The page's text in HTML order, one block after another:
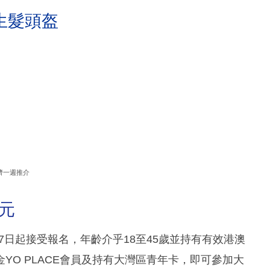
髮頭盔
一週推介
起接受報名，年齡介乎18至45歲並持有有效港澳
PLACE會員及持有大灣區青年卡，即可參加大